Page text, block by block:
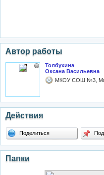
Автор работы
Толбухина
Оксана Васильевна
МКОУ СОШ №3,
Действия
Поделиться
Папки